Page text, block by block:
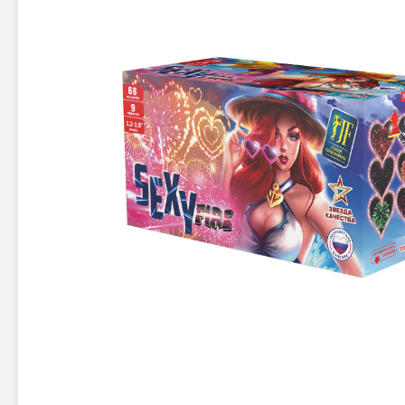
Фейерверки на свадьбу
Фейерверк-шоу
Батареи салютов
Цветной дым
Батареи салютов
Корсары
Жуки